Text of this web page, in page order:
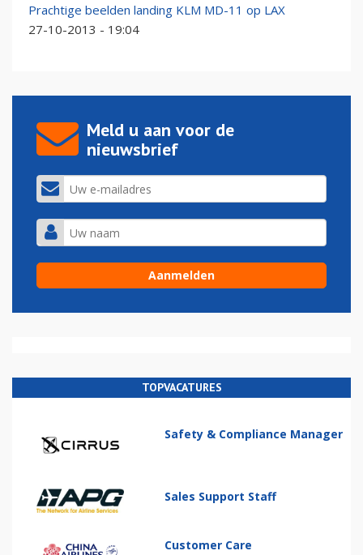
Prachtige beelden landing KLM MD-11 op LAX
27-10-2013 - 19:04
Meld u aan voor de
nieuwsbrief
TOPVACATURES
Safety & Compliance Manager
Sales Support Staff
Customer Care